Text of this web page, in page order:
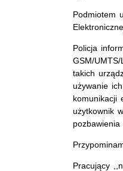
Podmiotem
Policja
GSM/
takich
używanie
komunikacji
użytkownik
Pracujący